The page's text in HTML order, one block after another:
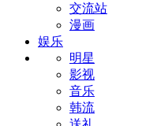
交流站
漫画
娱乐
明星
影视
音乐
韩流